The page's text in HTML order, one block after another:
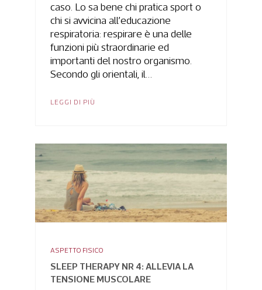
caso. Lo sa bene chi pratica sport o
chi si avvicina all’educazione
respiratoria: respirare è una delle
funzioni più straordinarie ed
importanti del nostro organismo.
Secondo gli orientali, il…
LEGGI DI PIÙ
ASPETTO FISICO
SLEEP THERAPY NR 4: ALLEVIA LA
TENSIONE MUSCOLARE